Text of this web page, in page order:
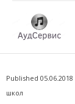
Published 05.06.2018
школ